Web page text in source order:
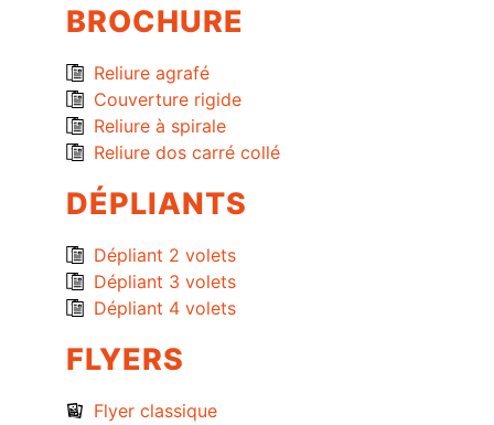
BROCHURE
Reliure agrafé
Couverture rigide
Reliure à spirale
Reliure dos carré collé
DÉPLIANTS
Dépliant 2 volets
Dépliant 3 volets
Dépliant 4 volets
FLYERS
Flyer classique